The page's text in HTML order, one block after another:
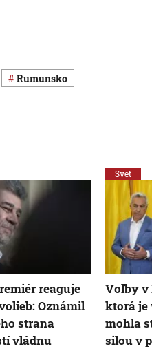
Rumunsko
reaguje
Oznámil
strana
vládnu
Svet
Voľby v
ktorá je v
mohla
silou v